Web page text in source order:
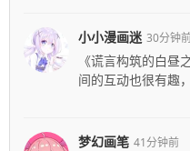
小小漫画迷 30分钟
《谎言构筑的白昼
间的互动也很有趣
梦幻画笔 41分钟前